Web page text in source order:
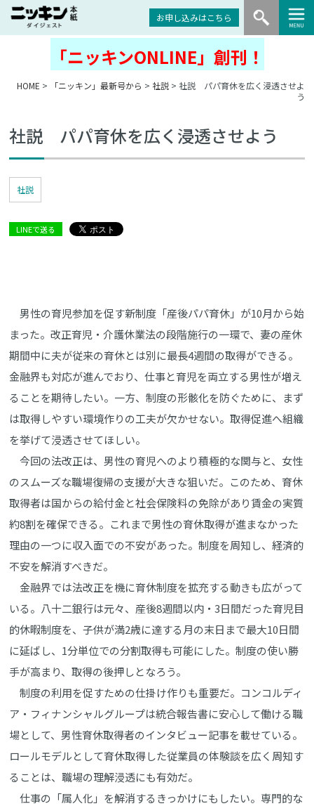
お申し込みはこちら
「ニッキンONLINE」創刊！
HOME > 「ニッキン」最新号から > 社説> 社説 パパ育休を広く浸透させよ
う
社説 パパ育休を広く浸透させよう
社説
LINEで送る
男性の育児参加を促す新制度「産後パパ育休」が10月から始
まった。改正育児・介護休業法の段階施行の一環で、妻の産休
期間中に夫が従来の育休とは別に最長4週間の取得ができる。
金融界も対応が進んでおり、仕事と育児を両立する男性が増え
ることを期待したい。一方、制度の形骸化を防ぐために、まず
は取得しやすい環境作りの工夫が欠かせない。取得促進へ組織
を挙げて浸透させてほしい。
今回の法改正は、男性の育児へのより積極的な関与と、女性
のスムーズな職場復帰の支援が大きな狙いだ。このため、育休
取得者は国からの給付金と社会保険料の免除があり賃金の実質
約8割を確保できる。これまで男性の育休取得が進まなかった
理由の一つに収入面での不安があった。制度を周知し、経済的
不安を解消すべきだ。
金融界では法改正を機に育休制度を拡充する動きも広がって
いる。八十二銀行は元々、産後8週間以内・3日間だった育児目
的休暇制度を、子供が満2歳に達する月の末日まで最大10日間
に延ばし、1分単位での分割取得も可能にした。制度の使い勝
手が高まり、取得の後押しとなろう。
制度の利用を促すための仕掛け作りも重要だ。コンコルディ
ア・フィナンシャルグループは統合報告書に安心して働ける職
場として、男性育休取得者のインタビュー記事を載せている。
ロールモデルとして育休取得した従業員の体験談を広く周知す
ることは、職場の理解浸透にも有効だ。
仕事の「属人化」を解消するきっかけにもしたい。専門的な